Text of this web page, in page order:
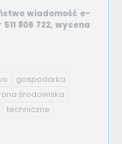
wiadomość e-
806 722, wycena
gospodarka
środowiska
techniczne